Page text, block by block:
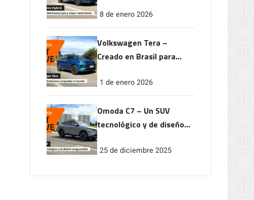
rendimiento
8 de enero 2026
Volkswagen Tera –
Creado en Brasil para
1 de enero 2026
Omoda C7 – Un SUV
tecnológico y de diseño
25 de diciembre 2025